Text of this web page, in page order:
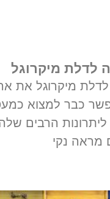
לדלת מיקרוגל
מיקרוגל את
כבר למצוא
הרבים
מראה נקי